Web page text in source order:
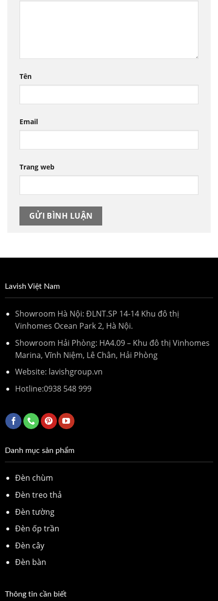
Tên
Email
Trang web
Lavish Việt Nam
Showroom Hà Nội: ĐLNT.SP 14-14 Khu đô thị
Vinhomes Ocean Park 2, Hà Nội.
Showroom Hải Phòng: HA4.09 – Khu đô thị Vinhomes
Marina, Vĩnh Niệm, Lê Chân, Hải Phòng
Website: lavishgroup.vn
Hotline:0938 548 999
Danh mục sản phẩm
Đèn chùm
Đèn treo thả
Đèn tường
Đèn ốp trần
Đèn cây
Đèn bàn
Thông tin cần biết